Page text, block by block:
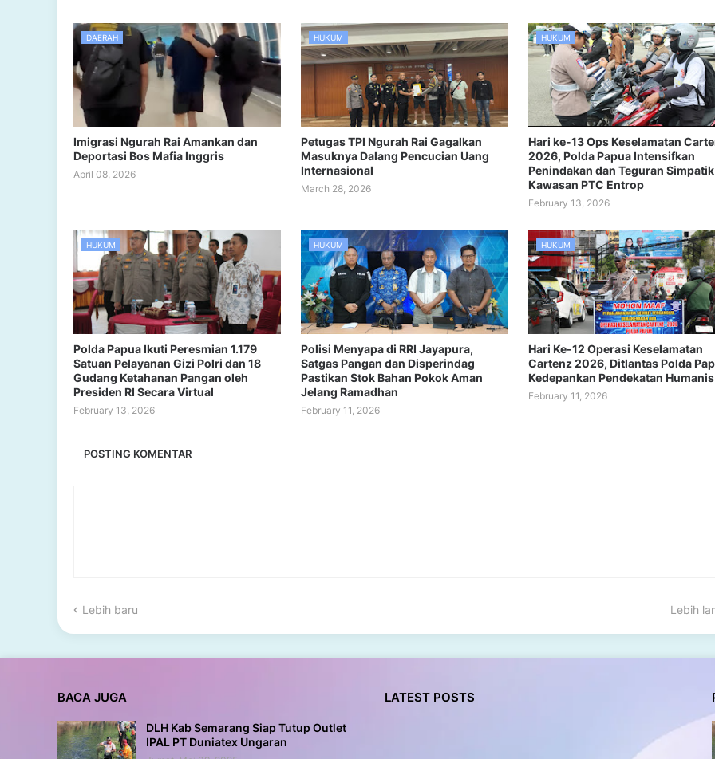
DAERAH
Imigrasi Ngurah Rai Amankan dan
Deportasi Bos Mafia Inggris
April 08, 2026
HUKUM
Petugas TPI Ngurah Rai Gagalkan
Masuknya Dalang Pencucian Uang
Internasional
March 28, 2026
HUKUM
Hari ke-13 Ops Keselamatan
2026, Polda Papua Intensifkan
Penindakan dan Teguran
Kawasan PTC Entrop
February 13, 2026
HUKUM
Polda Papua Ikuti Peresmian 1.179
Satuan Pelayanan Gizi Polri dan 18
Gudang Ketahanan Pangan oleh
Presiden RI Secara Virtual
February 13, 2026
HUKUM
Polisi Menyapa di RRI Jayapura,
Satgas Pangan dan Disperindag
Pastikan Stok Bahan Pokok Aman
Jelang Ramadhan
February 11, 2026
HUKUM
Hari Ke-12 Operasi Keselamatan
Cartenz 2026, Ditlantas Polda
Kedepankan Pendekatan Humanis
February 11, 2026
POSTING KOMENTAR
Lebih baru Lebih
BACA JUGA
DLH Kab Semarang Siap Tutup Outlet
IPAL PT Duniatex Ungaran
LATEST POSTS